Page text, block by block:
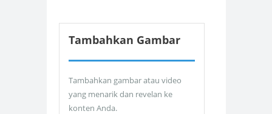
Tambahkan Gambar
Tambahkan gambar atau video
yang menarik dan revelan ke
konten Anda.